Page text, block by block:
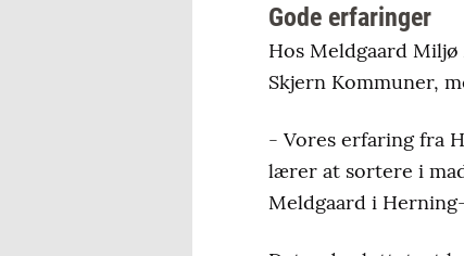
Gode erfaringer
Hos Meldgaard
Skjern Kommuner,
- Vores erfaring fra
lærer at sortere i
Meldgaard i